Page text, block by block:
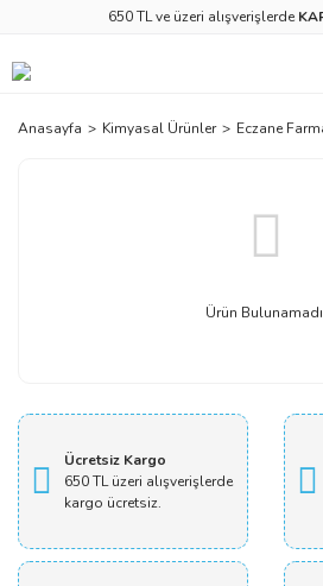
650 TL ve üzeri alışverişlerde
Anasayfa Kimyasal Ürünler Eczane
Ürün
Ücretsiz Kargo
650 TL üzeri alışverişlerde
kargo ücretsiz.